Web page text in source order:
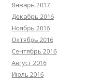
Январь 2017
Декабрь 2016
Ноябрь 2016
Октябрь 2016
Сентябрь 2016
Август 2016
Июль 2016